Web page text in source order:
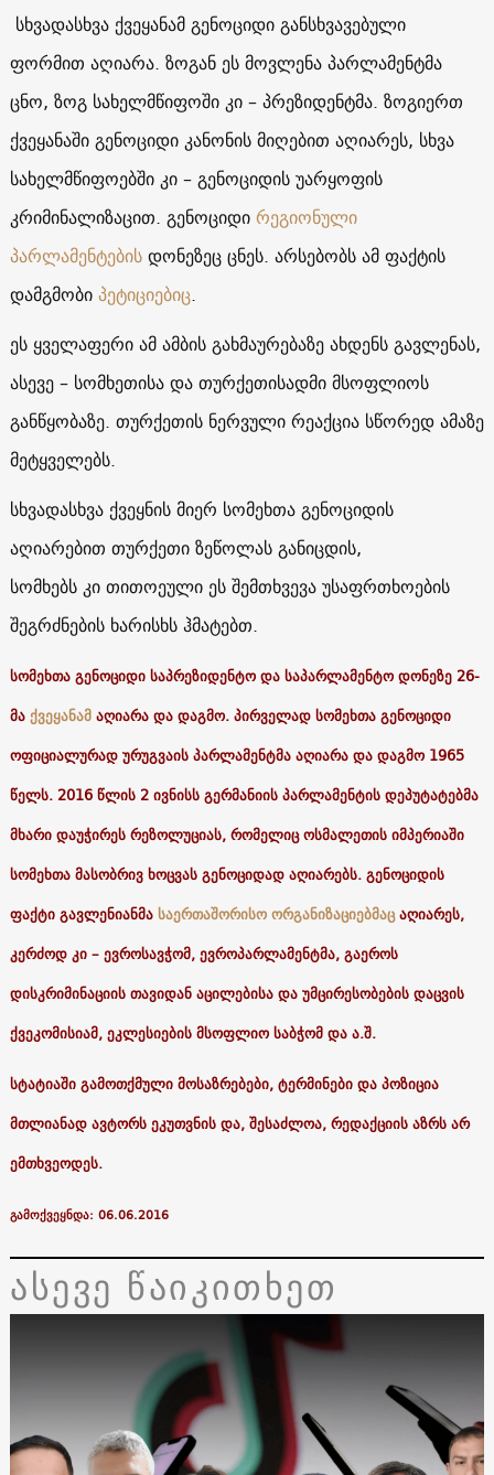
სხვადასხვა ქვეყანამ გენოციდი განსხვავებული
ფორმით აღიარა. ზოგან ეს მოვლენა პარლამენტმა
ცნო, ზოგ სახელმწიფოში კი – პრეზიდენტმა. ზოგიერთ
ქვეყანაში გენოციდი კანონის მიღებით აღიარეს, სხვა
სახელმწიფოებში კი – გენოციდის უარყოფის
კრიმინალიზაცით. გენოციდირეგიონული
პარლამენტებისდონეზეც ცნეს. არსებობს ამ ფაქტის
დამგმობიპეტიციებიც.
ეს ყველაფერი ამ ამბის გახმაურებაზე ახდენს გავლენას,
ასევე – სომხეთისა და თურქეთისადმი მსოფლიოს
განწყობაზე. თურქეთის ნერვული რეაქცია სწორედ ამაზე
მეტყველებს.
სხვადასხვა ქვეყნის მიერ სომეხთა გენოციდის
აღიარებით თურქეთი ზეწოლას განიცდის,
სომხებს კი თითოეული ეს შემთხვევა უსაფრთხოების
შეგრძნების ხარისხს ჰმატებთ.
სომეხთა გენოციდი საპრეზიდენტო და საპარლამენტო დონეზე 26-
მაქვეყანამაღიარა და დაგმო. პირველად სომეხთა გენოციდი
ოფიციალურად ურუგვაის პარლამენტმა აღიარა და დაგმო 1965
წელს. 2016 წლის 2 ივნისს გერმანიის პარლამენტის დეპუტატებმა
მხარი დაუჭირეს რეზოლუციას, რომელიც ოსმალეთის იმპერიაში
სომეხთა მასობრივ ხოცვას გენოციდად აღიარებს. გენოციდის
ფაქტი გავლენიანმასაერთაშორისო ორგანიზაციებმაცაღიარეს,
კერძოდ კი – ევროსავჭომ, ევროპარლამენტმა, გაეროს
დისკრიმინაციის თავიდან აცილებისა და უმცირესობების დაცვის
ქვეკომისიამ, ეკლესიების მსოფლიო საბჭომ და ა.შ.
სტატიაში გამოთქმული მოსაზრებები, ტერმინები და პოზიცია
მთლიანად ავტორს ეკუთვნის და, შესაძლოა, რედაქციის აზრს არ
ემთხვეოდეს.
გამოქვეყნდა: 06.06.2016
ასევე წაიკითხეთ